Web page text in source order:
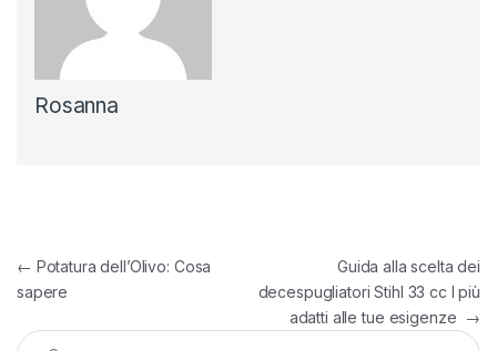
Rosanna
Navigazione articoli
← Potatura dell’Olivo: Cosa
sapere
Guida alla scelta dei
decespugliatori Stihl 33 cc I più
adatti alle tue esigenze →
Ricerca per: